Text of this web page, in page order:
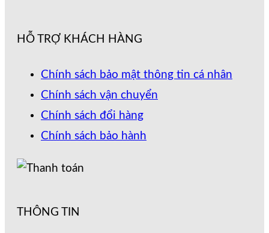
HỖ TRỢ KHÁCH HÀNG
Chính sách bảo mật thông tin cá nhân
Chính sách vận chuyển
Chính sách đổi hàng
Chính sách bảo hành
THÔNG TIN